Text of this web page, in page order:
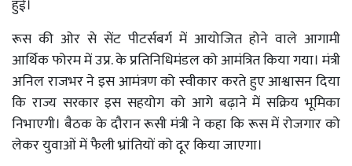
हुई।
रूस की ओर से सेंट पीटर्सबर्ग में आयोजित होने वाले आगामी
आर्थिक फोरम में उप्र. के प्रतिनिधिमंडल को आमंत्रित किया गया। मंत्री
अनिल राजभर ने इस आमंत्रण को स्वीकार करते हुए आश्वासन दिया
कि राज्य सरकार इस सहयोग को आगे बढ़ाने में सक्रिय भूमिका
निभाएगी। बैठक के दौरान रूसी मंत्री ने कहा कि रूस में रोजगार को
लेकर युवाओं में फैली भ्रांतियों को दूर किया जाएगा।